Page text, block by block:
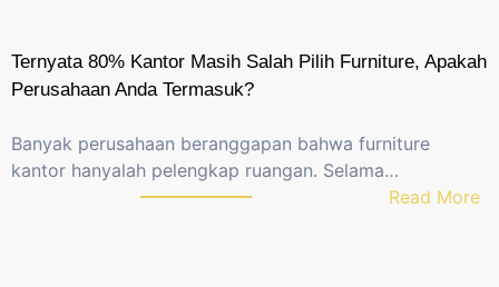
Ternyata 80% Kantor Masih Salah Pilih Furniture, Apakah
Perusahaan Anda Termasuk?
Banyak perusahaan beranggapan bahwa furniture
kantor hanyalah pelengkap ruangan. Selama…
Read More: